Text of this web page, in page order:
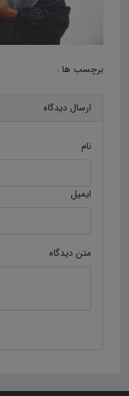
برچسب ها :
ارسال دیدگاه
نام
ایمیل
متن دیدگاه